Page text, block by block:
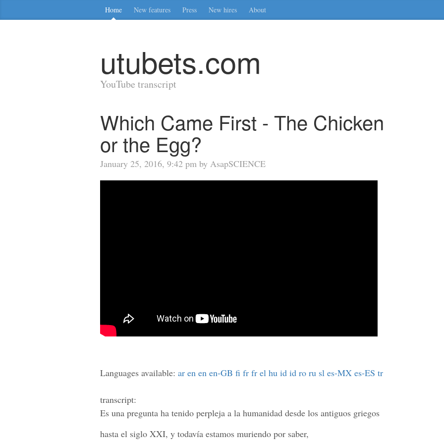
Home New features Press New hires About
utubets.com
YouTube transcript
Which Came First - The Chicken
or the Egg?
January 25, 2016, 9:42 pm by AsapSCIENCE
Languages available: ar en en en-GB fi fr fr el hu id id ro ru sl es-MX es-ES tr
transcript:
Es una pregunta ha tenido perpleja a la humanidad desde los antiguos griegos
hasta el siglo XXI, y todavía estamos muriendo por saber,